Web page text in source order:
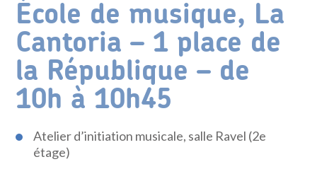
École de musique, La
Cantoria – 1 place de
la République – de
10h à 10h45
Atelier d’initiation musicale, salle Ravel (2e
étage)